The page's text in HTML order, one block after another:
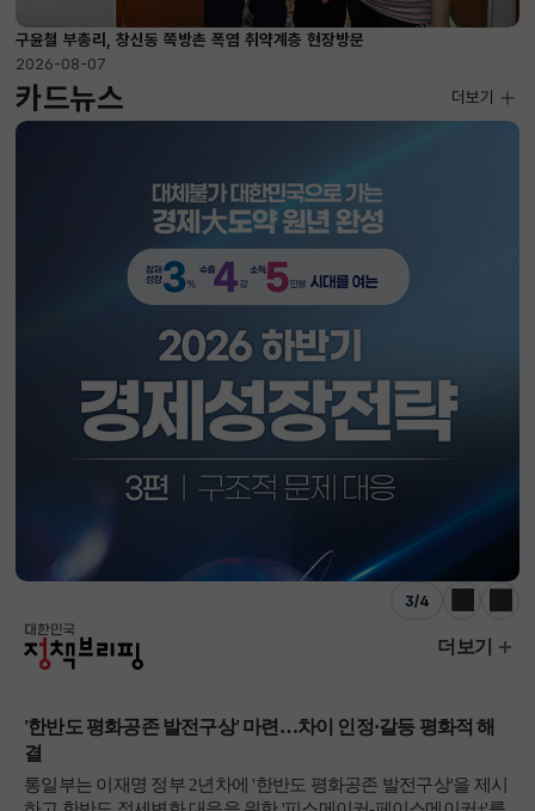
구윤철 부총리, 창신동 쪽방촌 폭염 취약계층 현장방문
2026-08-07
카드뉴스
4/4
이전 다음
더보기